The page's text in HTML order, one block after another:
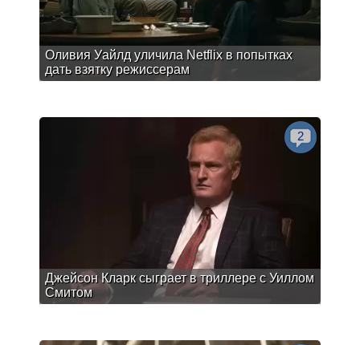
Оливия Уайлд уличила Netflix в попытках
дать взятку режиссерам
Джейсон Кларк сыграет в триллере с Уиллом
Смитом
2